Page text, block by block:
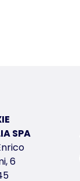
24795
SPA
6